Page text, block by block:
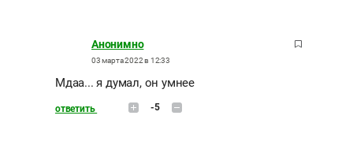
Анонимно
03 марта 2022 в 12:33
Мдаа... я думал, он умнее
ответить -5